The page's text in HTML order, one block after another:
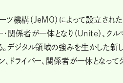
機構（JeMO）によって設立され
関係者が一体となり（Unite）、ク
デジタル領域の強みを生かした新
ドライバー、関係者が一体となって